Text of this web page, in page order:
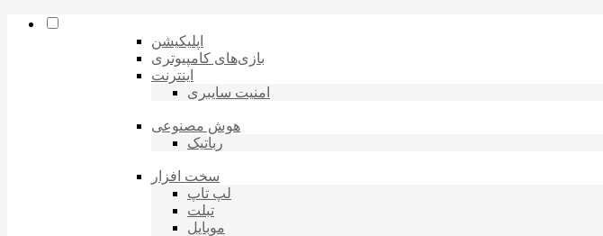
اپلیکیشن
بازی‌های کامپیوتری
اینترنت
امنیت سایبری
هوش مصنوعی
رباتیک
سخت افزار
لپ تاپ
تبلت
موبایل